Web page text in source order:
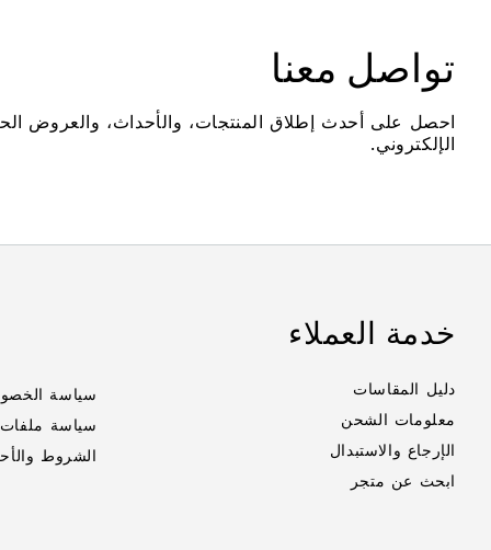
تواصل معنا
احصل على أحدث إطلاق المنتجات، والأحداث، والعروض
الإلكتروني.
خدمة العملاء
دليل المقاسات
معلومات الشحن
الإرجاع والاستبدال
ابحث عن متجر
سياسة
سياسة ملفات
الشروط